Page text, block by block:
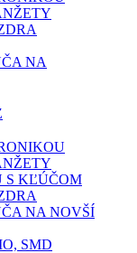
NA
KĽÚČOM
NA NOVŠÍ
SMD